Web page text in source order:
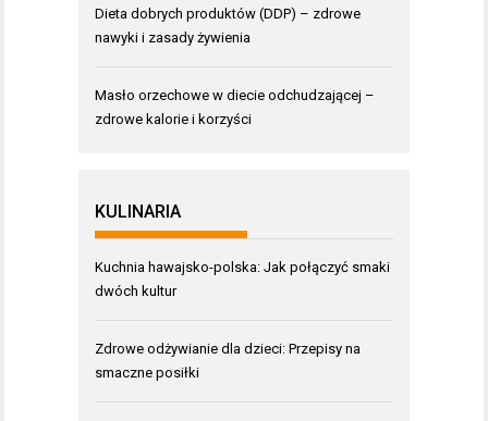
Dieta dobrych produktów (DDP) – zdrowe
nawyki i zasady żywienia
Masło orzechowe w diecie odchudzającej –
zdrowe kalorie i korzyści
KULINARIA
Kuchnia hawajsko-polska: Jak połączyć smaki
dwóch kultur
Zdrowe odżywianie dla dzieci: Przepisy na
smaczne posiłki